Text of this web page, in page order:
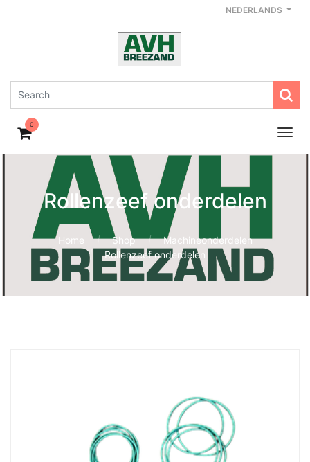
NEDERLANDS
0
Rollenzeef onderdelen
Home Shop
Machineonderdelen
Rollenzeef onderdelen